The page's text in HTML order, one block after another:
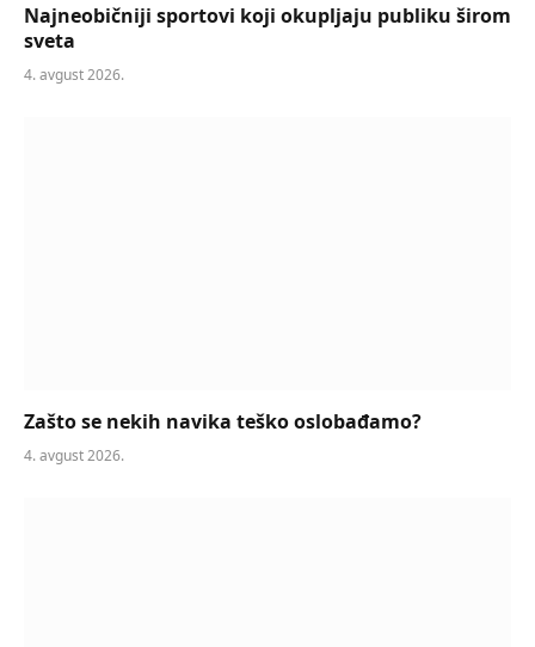
Najneobičniji sportovi koji okupljaju publiku širom
sveta
4. avgust 2026.
Zašto se nekih navika teško oslobađamo?
4. avgust 2026.